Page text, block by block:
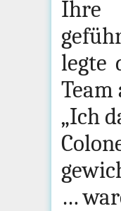
Ihre
legte
Team
„Ich
…